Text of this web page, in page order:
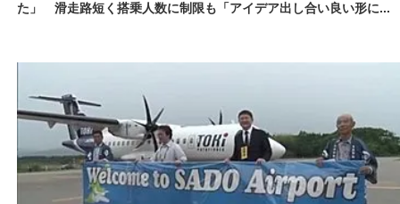
た」 滑走路短く搭乗人数に制限も「アイデア出し合い良い形に...